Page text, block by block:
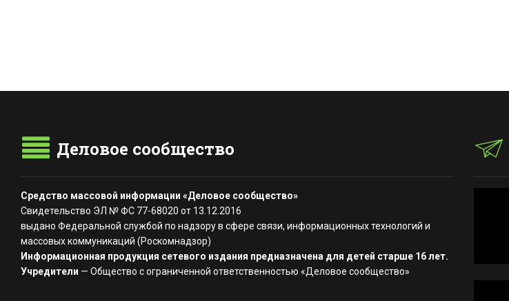
Деловое сообщество
Средство массовой информации «Деловое сообщество»
Свидетельство ЭЛ № ФС 77-68020 от 13.12.2016
выдано Федеральной службой по надзору в сфере связи, информационных технологий и
массовых коммуникаций (Роскомнадзор)
Информационная продукция сетевого издания предназначена для детей старше 16 лет.
Учредители — Общество с ограниченной ответственностью «Деловое сообщество»